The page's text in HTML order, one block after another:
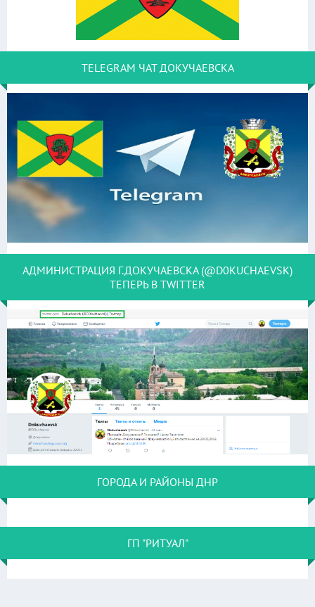
TELEGRAM ЧАТ ДОКУЧАЕВСКА
АДМИНИСТРАЦИЯ Г.ДОКУЧАЕВСКА (@D0KUCHAEVSK)
ТЕПЕРЬ В TWITTER
ГОРОДА И РАЙОНЫ ДНР
ГП "РИТУАЛ"